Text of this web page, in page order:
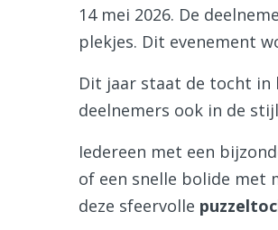
14 mei 2026. De
plekjes. Dit evenement
Dit jaar staat de tocht in
deelnemers ook in de
Iedereen met een
of een snelle bolide met
deze sfeervolle